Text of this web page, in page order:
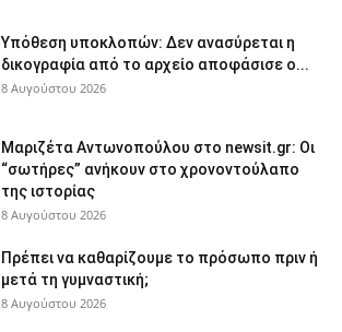
Υπόθεση υποκλοπών: Δεν ανασύρεται η
δικογραφία από το αρχείο αποφάσισε ο...
8 Αυγούστου 2026
Μαριζέτα Αντωνοπούλου στο newsit.gr: Οι
“σωτήρες” ανήκουν στο χρονοντούλαπο
της ιστορίας
8 Αυγούστου 2026
Πρέπει να καθαρίζουμε το πρόσωπο πριν ή
μετά τη γυμναστική;
8 Αυγούστου 2026